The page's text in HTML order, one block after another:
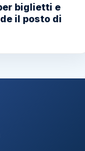
biglietti e
il posto di